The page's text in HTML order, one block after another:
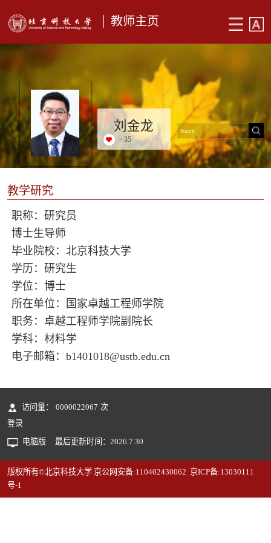
教师主页
刘金龙
+35
教学研究
职称：研究员
博士生导师
毕业院校：北京科技大学
学历：研究生
学位：博士
所在单位：国家卓越工程师学院
职务：卓越工程师学院副院长
学科：材料学
电子邮箱： b1401018@ustb.edu.cn
访问量： 0000022067 次
登录
电脑版
最后更新时间： 2026.7.30
版权所有©北京科技大学 京公网安备:110402430062 京ICP备:13030111
号-1